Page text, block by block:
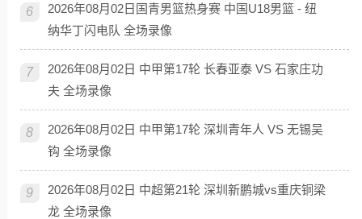
6
2026年08月02日国青男篮热身赛 中国U18男篮 - 纽
纳华丁闪电队 全场录像
7
2026年08月02日 中甲第17轮 长春亚泰 VS 石家庄功
夫 全场录像
8
2026年08月02日 中甲第17轮 深圳青年人 VS 无锡吴
钩 全场录像
9
2026年08月02日 中超第21轮 深圳新鹏城vs重庆铜梁
龙 全场录像